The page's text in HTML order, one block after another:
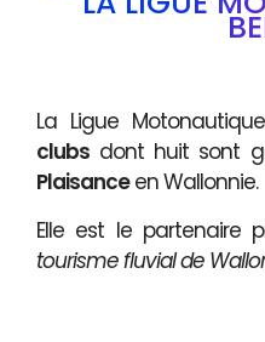
La Ligue
clubs dont huit sont
Plaisanceen Wallonnie.
Elle est le partenaire
tourisme fluvial de